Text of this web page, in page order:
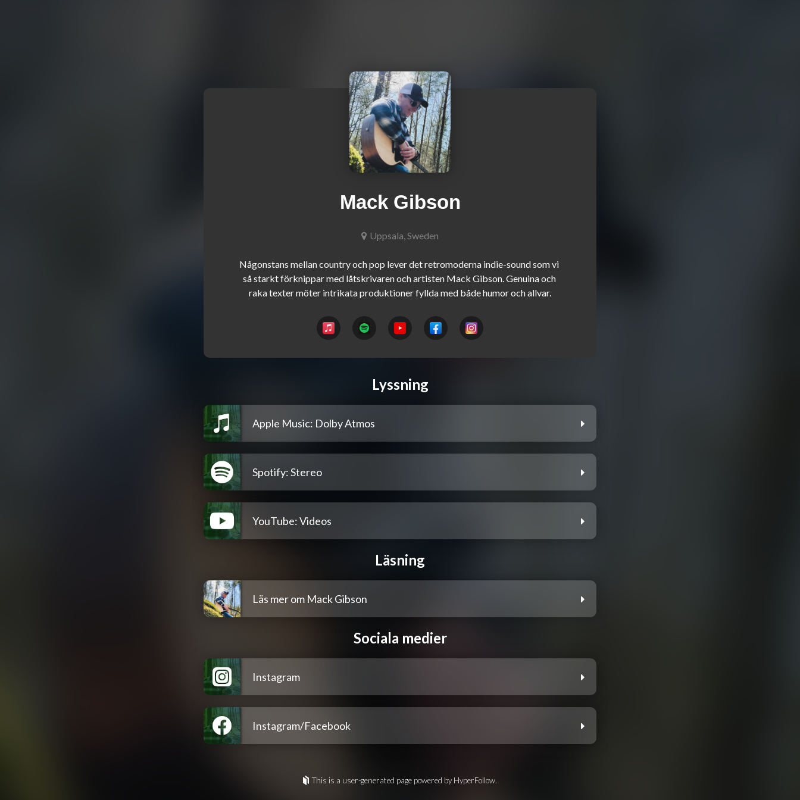
Mack Gibson
Uppsala, Sweden
Någonstans mellan country och pop lever det retromoderna indie-sound som vi
så starkt förknippar med låtskrivaren och artisten Mack Gibson. Genuina och
Lyssning
Apple Music: Dolby Atmos
Spotify: Stereo
YouTube: Videos
Läsning
Läs mer om Mack Gibson
Sociala medier
Instagram
Instagram/Facebook
This is a user-generated page powered by HyperFollow.